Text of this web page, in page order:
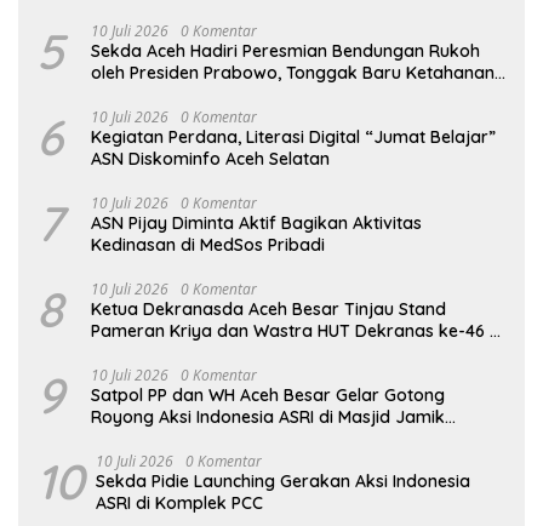
5 10 Juli 2026 0 Komentar
Sekda Aceh Hadiri Peresmian Bendungan Rukoh
oleh Presiden Prabowo, Tonggak Baru Ketahanan
6 10 Juli 2026 0 Komentar
Kegiatan Perdana, Literasi Digital “Jumat Belajar”
ASN Diskominfo Aceh Selatan
7 10 Juli 2026 0 Komentar
ASN Pijay Diminta Aktif Bagikan Aktivitas
Kedinasan di MedSos Pribadi
8 10 Juli 2026 0 Komentar
Ketua Dekranasda Aceh Besar Tinjau Stand
Pameran Kriya dan Wastra HUT Dekranas ke-46 di
9 10 Juli 2026 0 Komentar
Satpol PP dan WH Aceh Besar Gelar Gotong
Royong Aksi Indonesia ASRI di Masjid Jamik
10 10 Juli 2026 0 Komentar
Sekda Pidie Launching Gerakan Aksi Indonesia
ASRI di Komplek PCC